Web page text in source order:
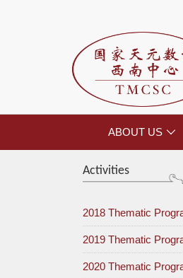
ABOUT US 
Activities
2018 Thematic
2019 Thematic
2020 Thematic